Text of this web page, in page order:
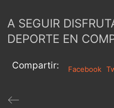
A SEGUIR
DEPORTE EN
Compartir: Facebook